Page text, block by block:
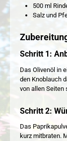
500 ml
Salz und
Schritt 1:
Das Olivenöl in
den Knoblauch
von allen Seiten
Schritt 2:
Das
kurz mitbraten.